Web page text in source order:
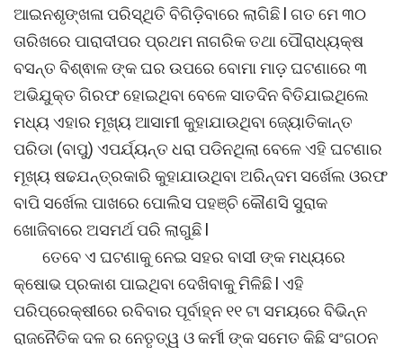
ଆଇନଶୃଙ୍ଖଳା ପରିସ୍ଥିତି ବିଗିଡ଼ିବାରେ ଲାଗିଛି l ଗତ ମେ ୩୦
ତାରିଖରେ ପାରାଦୀପର ପ୍ରଥମ ନାଗରିକ ତଥା ପୌରାଧ୍ୟକ୍ଷ
ବସନ୍ତ ବିଶ୍ଵାଳ ଙ୍କ ଘର ଉପରେ ବୋମା ମାଡ଼ ଘଟଣାରେ ୩
ଅଭିଯୁକ୍ତ ଗିରଫ ହୋଇଥିବା ବେଳେ ସାତଦିନ ବିତିଯାଇଥିଲେ
ମଧ୍ୟ ଏହାର ମୂଖ୍ୟ ଆସାମୀ କୁହାଯାଉଥିବା ଜ୍ୟୋତିକାନ୍ତ
ପରିଡା (ବାପୁ) ଏପର୍ଯ୍ୟନ୍ତ ଧରା ପଡିନଥିଲା ବେଳେ ଏହି ଘଟଣାର
ମୂଖ୍ୟ ଷଢଯନ୍ତ୍ରକାରି କୁହାଯାଉଥିବା ଅରିନ୍ଦମ ସର୍ଖେଲ ଓରଫ
ବାପି ସର୍ଖେଲ ପାଖରେ ପୋଲିସ ପହଞ୍ଚି କୌଣସି ସୁରାକ
ଖୋଜିବାରେ ଅସମର୍ଥ ପରି ଲାଗୁଛି l
ତେବେ ଏ ଘଟଣାକୁ ନେଇ ସହର ବାସୀ ଙ୍କ ମଧ୍ୟରେ
କ୍ଷୋଭ ପ୍ରକାଶ ପାଇଥିବା ଦେଖିବାକୁ ମିଳିଛି l ଏହି
ପରିପ୍ରେକ୍ଷୀରେ ରବିବାର ପୂର୍ବାହ୍ନ ୧୧ ଟା ସମୟରେ ବିଭିନ୍ନ
ରାଜନୈତିକ ଦଳ ର ନେତୃତ୍ୱ ଓ କର୍ମୀ ଙ୍କ ସମେତ କିଛି ସଂଗଠନ